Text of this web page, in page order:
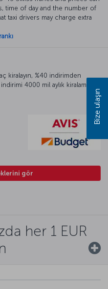
time of day and the number of
taxi drivers may charge extra
kiralayın, %40 indirimden
4000 mil aylık kiralamada
gör
her 1 EUR
Bize ulaşın